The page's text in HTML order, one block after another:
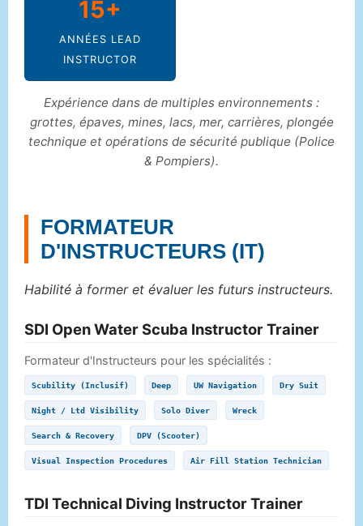
15+
ANNÉES LEAD
INSTRUCTOR
Expérience dans de multiples environnements :
grottes, épaves, mines, lacs, mer, carrières, plongée
technique et opérations de sécurité publique (Police
& Pompiers).
FORMATEUR
D'INSTRUCTEURS (IT)
Habilité à former et évaluer les futurs instructeurs.
SDI Open Water Scuba Instructor Trainer
Formateur d'Instructeurs pour les spécialités :
Scubility (Inclusif) Deep UW Navigation Dry Suit
Night / Ltd Visibility Solo Diver Wreck
Search & Recovery DPV (Scooter)
Visual Inspection Procedures Air Fill Station Technician
TDI Technical Diving Instructor Trainer